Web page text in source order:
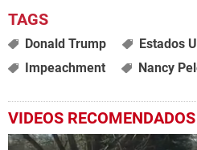
Donald Trump
Estados
Impeachment
Nancy
VIDEOS RECOMENDADOS